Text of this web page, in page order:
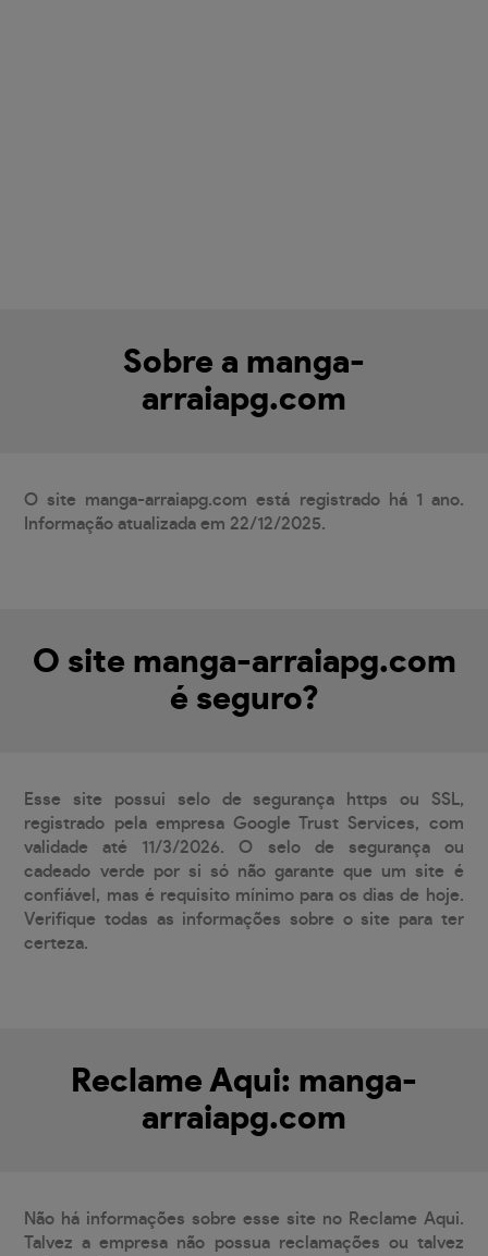
Sobre a manga-
arraiapg.com
O site manga-arraiapg.com está registrado há 1 ano.
Informação atualizada em 22/12/2025.
O site manga-arraiapg.com
é seguro?
Esse site possui selo de segurança https ou SSL,
registrado pela empresa Google Trust Services, com
validade até 11/3/2026. O selo de segurança ou
cadeado verde por si só não garante que um site é
confiável, mas é requisito mínimo para os dias de hoje.
Verifique todas as informações sobre o site para ter
certeza.
Reclame Aqui: manga-
arraiapg.com
Não há informações sobre esse site no Reclame Aqui.
Talvez a empresa não possua reclamações ou talvez